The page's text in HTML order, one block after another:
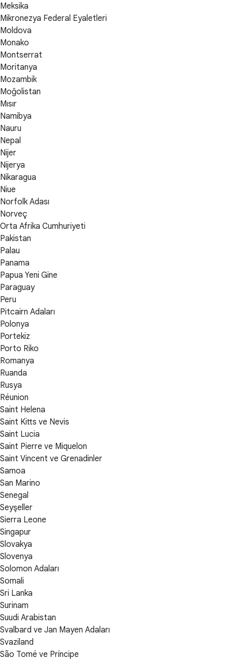
Meksika
Mikronezya Federal Eyaletleri
Moldova
Monako
Montserrat
Moritanya
Mozambik
Moğolistan
Mısır
Namibya
Nauru
Nepal
Nijer
Nijerya
Nikaragua
Niue
Norfolk Adası
Norveç
Orta Afrika Cumhuriyeti
Pakistan
Palau
Panama
Papua Yeni Gine
Paraguay
Peru
Pitcairn Adaları
Polonya
Portekiz
Porto Riko
Romanya
Ruanda
Rusya
Réunion
Saint Helena
Saint Kitts ve Nevis
Saint Lucia
Saint Pierre ve Miquelon
Saint Vincent ve Grenadinler
Samoa
San Marino
Senegal
Seyşeller
Sierra Leone
Singapur
Slovakya
Slovenya
Solomon Adaları
Somali
Sri Lanka
Surinam
Suudi Arabistan
Svalbard ve Jan Mayen Adaları
Svaziland
São Tomé ve Príncipe